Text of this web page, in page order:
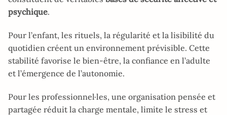
psychique.
Pour l’enfant, les rituels, la régularité et la lisibilité du
quotidien créent un environnement prévisible. Cette
stabilité favorise le bien-être, la confiance en l’adulte
et l’émergence de l’autonomie.
Pour les professionnel·les, une organisation pensée et
partagée réduit la charge mentale, limite le stress et